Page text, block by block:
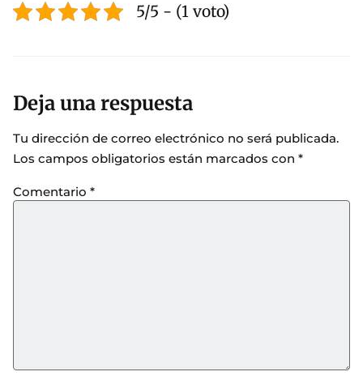
5/5 - (1 voto)
Deja una respuesta
Tu dirección de correo electrónico no será publicada.
Los campos obligatorios están marcados con *
Comentario *